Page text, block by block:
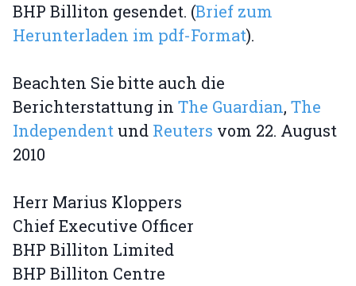
BHP Billiton gesendet. (Brief zum
Herunterladen im pdf-Format).
Beachten Sie bitte auch die
Berichterstattung in The Guardian, The
Independentund Reuters vom 22. August
2010
Herr Marius Kloppers
Chief Executive Officer
BHP Billiton Limited
BHP Billiton Centre